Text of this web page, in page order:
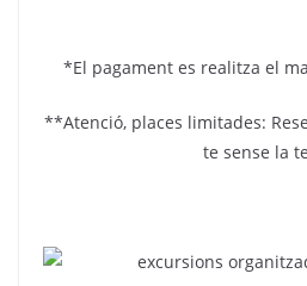
*El pagament es realitza el
**Atenció, places limitades:
te sense la